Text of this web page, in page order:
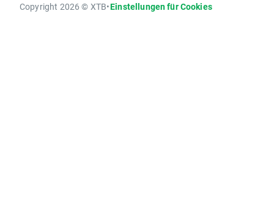
Copyright 2026 © XTB•Einstellungen für Cookies